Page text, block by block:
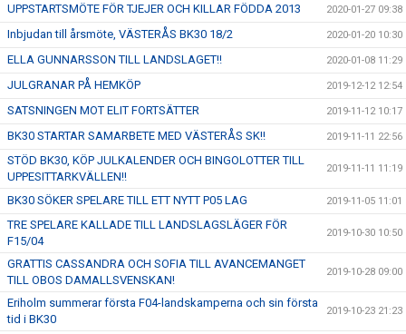
UPPSTARTSMÖTE FÖR TJEJER OCH KILLAR FÖDDA 2013 2020-01-27 09:38
Inbjudan till årsmöte, VÄSTERÅS BK30 18/2 2020-01-20 10:30
ELLA GUNNARSSON TILL LANDSLAGET!! 2020-01-08 11:29
JULGRANAR PÅ HEMKÖP 2019-12-12 12:54
SATSNINGEN MOT ELIT FORTSÄTTER 2019-11-12 10:17
BK30 STARTAR SAMARBETE MED VÄSTERÅS SK!! 2019-11-11 22:56
STÖD BK30, KÖP JULKALENDER OCH BINGOLOTTER TILL
UPPESITTARKVÄLLEN!!
2019-11-11 11:19
BK30 SÖKER SPELARE TILL ETT NYTT P05 LAG 2019-11-05 11:01
TRE SPELARE KALLADE TILL LANDSLAGSLÄGER FÖR
F15/04
2019-10-30 10:50
GRATTIS CASSANDRA OCH SOFIA TILL AVANCEMANGET
TILL OBOS DAMALLSVENSKAN!
2019-10-28 09:00
Eriholm summerar första F04-landskamperna och sin första
tid i BK30
2019-10-23 21:23